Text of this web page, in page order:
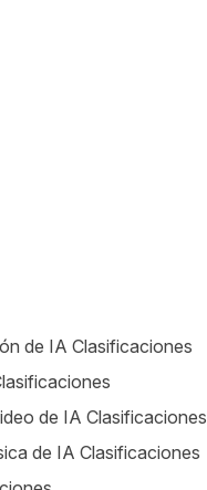
de IA Clasificaciones
de IA Clasificaciones
de IA Clasificaciones